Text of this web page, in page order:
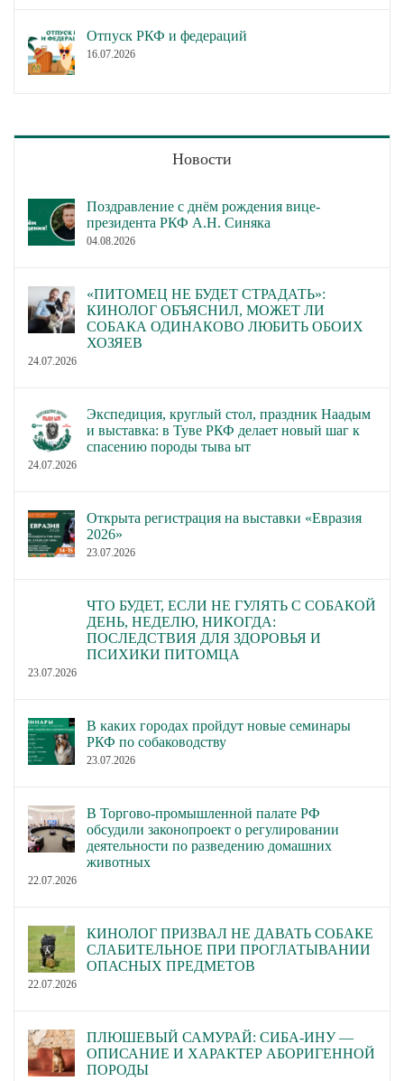
Отпуск РКФ и федераций
16.07.2026
Новости
Поздравление с днём рождения вице-
президента РКФ А.Н. Синяка
04.08.2026
«ПИТОМЕЦ НЕ БУДЕТ СТРАДАТЬ»:
КИНОЛОГ ОБЪЯСНИЛ, МОЖЕТ ЛИ
СОБАКА ОДИНАКОВО ЛЮБИТЬ ОБОИХ
ХОЗЯЕВ
24.07.2026
Экспедиция, круглый стол, праздник Наадым
и выставка: в Туве РКФ делает новый шаг к
спасению породы тыва ыт
24.07.2026
Открыта регистрация на выставки «Евразия
2026»
23.07.2026
ЧТО БУДЕТ, ЕСЛИ НЕ ГУЛЯТЬ С СОБАКОЙ
ДЕНЬ, НЕДЕЛЮ, НИКОГДА:
ПОСЛЕДСТВИЯ ДЛЯ ЗДОРОВЬЯ И
ПСИХИКИ ПИТОМЦА
23.07.2026
В каких городах пройдут новые семинары
РКФ по собаководству
23.07.2026
В Торгово-промышленной палате РФ
обсудили законопроект о регулировании
деятельности по разведению домашних
животных
22.07.2026
КИНОЛОГ ПРИЗВАЛ НЕ ДАВАТЬ СОБАКЕ
СЛАБИТЕЛЬНОЕ ПРИ ПРОГЛАТЫВАНИИ
ОПАСНЫХ ПРЕДМЕТОВ
22.07.2026
ПЛЮШЕВЫЙ САМУРАЙ: СИБА-ИНУ —
ОПИСАНИЕ И ХАРАКТЕР АБОРИГЕННОЙ
ПОРОДЫ